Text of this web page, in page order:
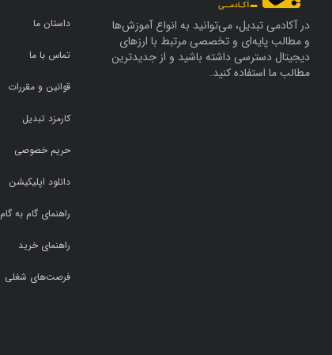
آوی(31)
شیبا(31)
ترون(31)
سویی
دبلاک
فایننس(115)
وو بلاک‌چین(93)
دکریپت
در آکادمی تبدیل، می‌توانید به انواع آموزش‌ها
و مطالب پایه‌ای و تخصصی مرتبط با ارزهای
دیجیتال دسترسی داشته باشید و از جدیدترین
مطالب ما استفاده کنید.
داستان ما
تماس با ما
قوانین و مقررات
کارمزد تبدیل
حریم خصوصی
دانلود اپلیکیشن
راهنمای گام به گام
راهنمای خرید
فرصت‌های شغلی